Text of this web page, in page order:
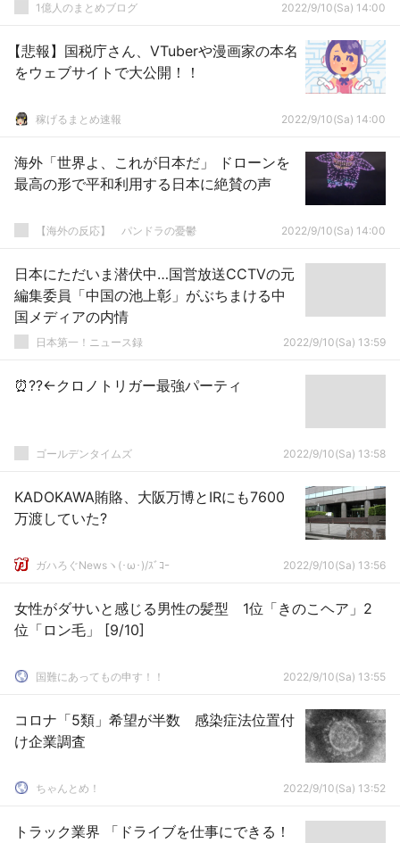
1億人のまとめブログ 2022/9/10(Sa) 14:00
【悲報】国税庁さん、VTuberや漫画家の本名
をウェブサイトで大公開！！
稼げるまとめ速報 2022/9/10(Sa) 14:00
海外「世界よ、これが日本だ」 ドローンを
最高の形で平和利用する日本に絶賛の声
【海外の反応】 パンドラの憂鬱 2022/9/10(Sa) 14:00
日本にただいま潜伏中…国営放送CCTVの元
編集委員「中国の池上彰」がぶちまける中
国メディアの内情
日本第一！ニュース録 2022/9/10(Sa) 13:59
⏰??←クロノトリガー最強パーティ
ゴールデンタイムズ 2022/9/10(Sa) 13:58
KADOKAWA賄賂、大阪万博とIRにも7600
万渡していた?
ガハろぐNewsヽ(･ω･)/ｽﾞｺｰ 2022/9/10(Sa) 13:56
女性がダサいと感じる男性の髪型 1位「きのこヘア」2
位「ロン毛」 [9/10]
国難にあってもの申す！！ 2022/9/10(Sa) 13:55
コロナ「5類」希望が半数 感染症法位置付
け企業調査
ちゃんとめ！ 2022/9/10(Sa) 13:52
トラック業界 「ドライブを仕事にできる！